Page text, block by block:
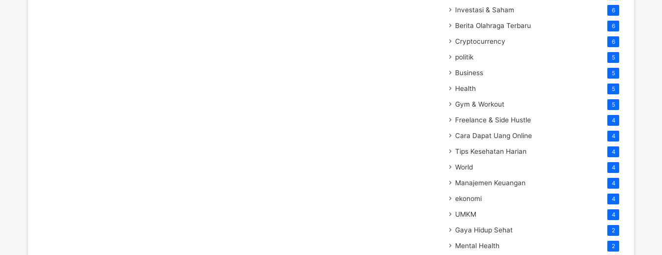
Investasi & Saham 6
Berita Olahraga Terbaru 6
Cryptocurrency 6
politik 5
Business 5
Health 5
Gym & Workout 5
Freelance & Side Hustle 4
Cara Dapat Uang Online 4
Tips Kesehatan Harian 4
World 4
Manajemen Keuangan 4
ekonomi 4
UMKM 4
Gaya Hidup Sehat 2
Mental Health 2